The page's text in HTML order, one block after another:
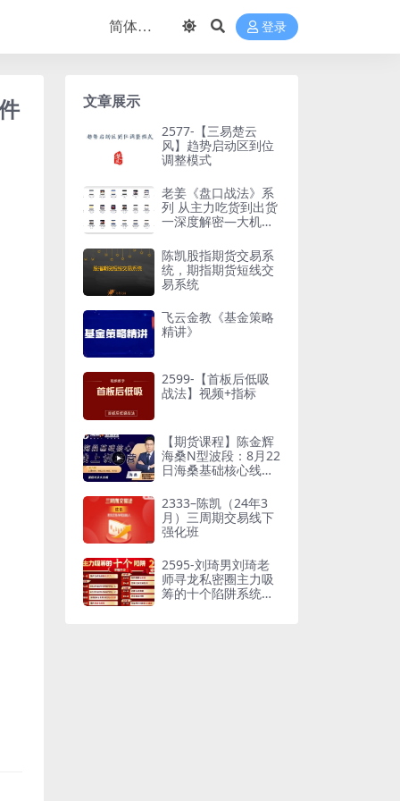
登录
文章展示
2577-【三易楚云
风】趋势启动区到位
调整模式
老姜《盘口战法》系
列 从主力吃货到出货
一深度解密—大机构
陈凯股指期货交易系
统，期指期货短线交
易系统
飞云金教《基金策略
精讲》
2599-【首板后低吸
战法】视频+指标
【期货课程】陈金辉
海桑N型波段：8月22
日海桑基础核心线上
2333–陈凯（24年3
月）三周期交易线下
强化班
2595-刘琦男刘琦老
师寻龙私密圈主力吸
筹的十个陷阱系统课